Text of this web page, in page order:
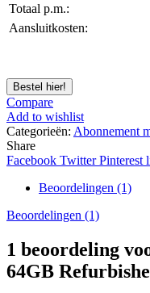
Totaal p.m.:
Aansluitkosten:
Bestel hier!
Compare
Add to wishlist
Categorieën: Abonnement
Share
Facebook Twitter Pinterest
Beoordelingen (1)
Beoordelingen (1)
1 beoordeling
64GB